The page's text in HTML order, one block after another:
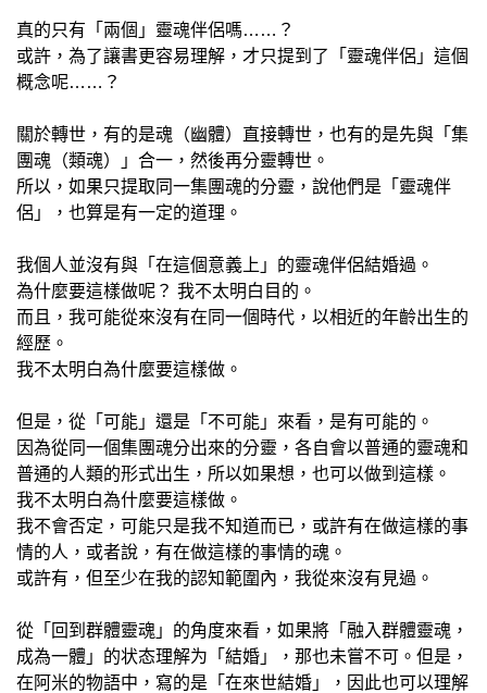
真的只有「兩個」靈魂伴侶嗎……？
或許，為了讓書更容易理解，才只提到了「靈魂伴侶」這個
概念呢……？
關於轉世，有的是魂（幽體）直接轉世，也有的是先與「集
團魂（類魂）」合一，然後再分靈轉世。
所以，如果只提取同一集團魂的分靈，說他們是「靈魂伴
侶」，也算是有一定的道理。
我個人並沒有與「在這個意義上」的靈魂伴侶結婚過。
為什麼要這樣做呢？ 我不太明白目的。
而且，我可能從來沒有在同一個時代，以相近的年齡出生的
經歷。
我不太明白為什麼要這樣做。
但是，從「可能」還是「不可能」來看，是有可能的。
因為從同一個集團魂分出來的分靈，各自會以普通的靈魂和
普通的人類的形式出生，所以如果想，也可以做到這樣。
我不太明白為什麼要這樣做。
我不會否定，可能只是我不知道而已，或許有在做這樣的事
情的人，或者說，有在做這樣的事情的魂。
或許有，但至少在我的認知範圍內，我從來沒有見過。
從「回到群體靈魂」的角度來看，如果將「融入群體靈魂，
成為一體」的状态理解为「結婚」，那也未嘗不可。但是，
在阿米的物語中，寫的是「在來世結婚」，因此也可以理解